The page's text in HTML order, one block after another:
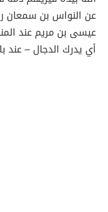
عن النواس بن سمعان
عيسى بن مريم عند
أي يدرك الدجال – عند